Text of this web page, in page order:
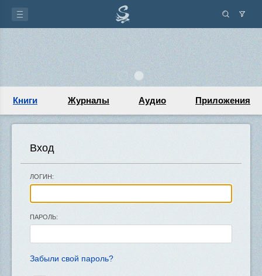
Книги Журналы Аудио Приложения
Вход
ЛОГИН:
ПАРОЛЬ:
Забыли свой пароль?